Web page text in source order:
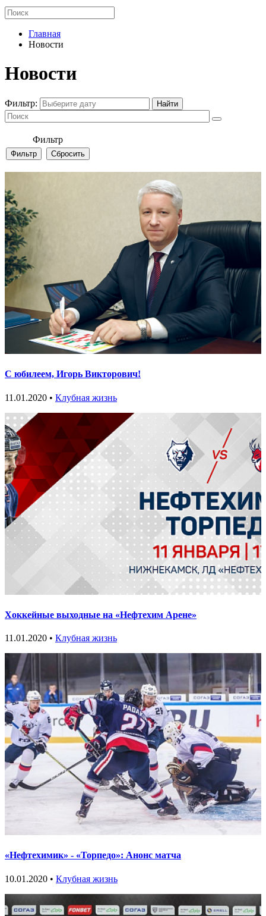
Главная
Новости
Новости
Фильтр:
Фильтр
С юбилеем, Игорь Викторович!
11.01.2020 • Клубная жизнь
Хоккейные выходные на «Нефтехим Арене»
11.01.2020 • Клубная жизнь
«Нефтехимик» - «Торпедо»: Анонс матча
10.01.2020 • Клубная жизнь